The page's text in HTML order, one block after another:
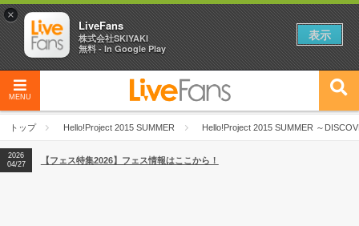
MENU
トップ Hello!Project 2015 SUMMER Hello!Project 2015 SUMMER ～
2026
04/27
2026
【ライブ動員ランキング】2026年上半期編発表！
2026
04/27
【フェス特集2026】フェス情報はここから！
×
LiveFans
株式会社SKIYAKI
無料 - In Google Play
表示